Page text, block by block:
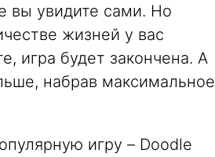
вы увидите сами. Но
жизней у вас
игра будет закончена. А
набрав максимальное
игру – Doodle